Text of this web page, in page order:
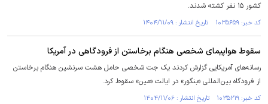
کشور ۱۵ نفر کشته شدند.
کد خبر: ۱۰۳۵۶۵۹ تاریخ انتشار : ۱۴۰۴/۱۱/۰۹
سقوط هواپیمای شخصی هنگام برخاستن از فرودگاهی در آمریکا
رسانه‌های آمریکایی گزارش کردند یک جت شخصی حامل هشت سرنشین هنگام برخاستن
از فرودگاه بین‌المللی «بنگور» در ایالت «مین» سقوط کرد.
کد خبر: ۱۰۳۵۲۱۹ تاریخ انتشار : ۱۴۰۴/۱۱/۰۶